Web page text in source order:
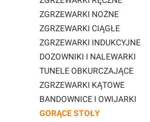
ZGRZEWARKI NOŻNE
ZGRZEWARKI CIĄGŁE
ZGRZEWARKI INDUKCYJNE
DOZOWNIKI I NALEWARKI
TUNELE OBKURCZAJĄCE
ZGRZEWARKI KĄTOWE
BANDOWNICE I OWIJARKI
GORĄCE STOŁY